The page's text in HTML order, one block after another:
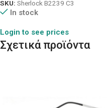
SKU: Sherlock B2239 C3
In stock
Login to see prices
Σχετικά προϊόντα